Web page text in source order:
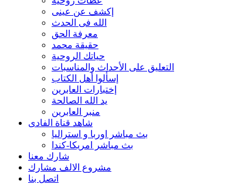
إكشف عن عينى
الله فى الحدث
معرفة الحق
حقيقة محمد
حياتك الروحية
التعليق على الأحداث والمناسبات
إسألوا أهل الكتاب
إختبارات العابرين
يد الله الصالحة
منبر العابرين
شاهد قناة الفادى
بث مباشر اوربا و استراليا
بث مباشر امريكا-كندا
شارك معنا
مشروع الالف مشارك
اتصل بنا